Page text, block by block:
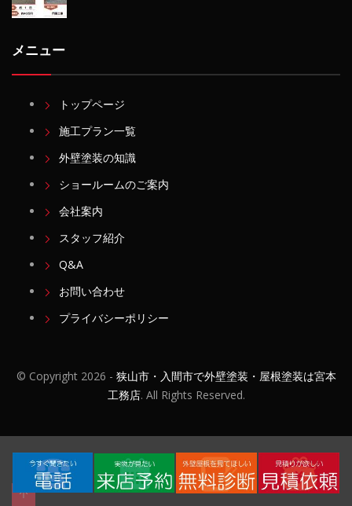
メニュー
トップページ
施工プラン一覧
外壁塗装の知識
ショールームのご案内
会社案内
スタッフ紹介
Q&A
お問い合わせ
プライバシーポリシー
© Copyright2026 - 狭山市・入間市で外壁塗装・屋根塗装は宮本
工務店. All Rights Reserved.